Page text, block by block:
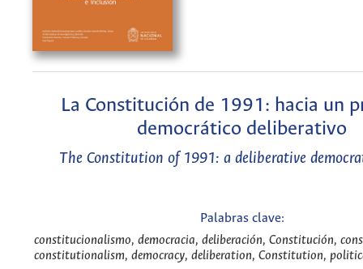
La Constitución de 1991: hacia un
democrático deliberativo
The Constitution of 1991: a deliberative
Palabras clave:
constitucionalismo, democracia, deliberación, Constitución,
constitutionalism, democracy, deliberation, Constitution,